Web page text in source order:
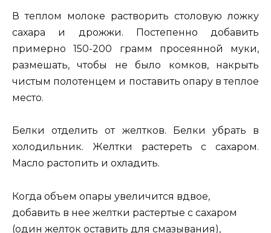
В теплом молоке растворить столовую ложку
сахара и дрожжи. Постепенно добавить
примерно 150-200 грамм просеянной муки,
размешать, чтобы не было комков, накрыть
чистым полотенцем и поставить опару в теплое
место.
Белки отделить от желтков. Белки убрать в
холодильник. Желтки растереть с сахаром.
Масло растопить и охладить.
Когда объем опары увеличится вдвое,
добавить в нее желтки растертые с сахаром
(один желток оставить для смазывания),